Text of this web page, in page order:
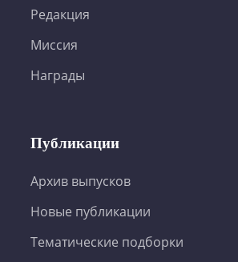
Редакция
Миссия
Награды
Публикации
Архив выпусков
Новые публикации
Тематические подборки